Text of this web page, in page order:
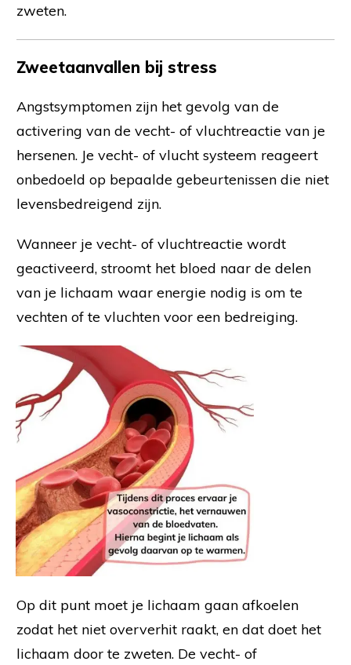
zweten.
Zweetaanvallen bij stress
Angstsymptomen zijn het gevolg van de
activering van de vecht- of vluchtreactie van je
hersenen. Je vecht- of vlucht systeem reageert
onbedoeld op bepaalde gebeurtenissen die niet
levensbedreigend zijn.
Wanneer je vecht- of vluchtreactie wordt
geactiveerd, stroomt het bloed naar de delen
van je lichaam waar energie nodig is om te
vechten of te vluchten voor een bedreiging.
Op dit punt moet je lichaam gaan afkoelen
zodat het niet oververhit raakt, en dat doet het
lichaam door te zweten. De vecht- of